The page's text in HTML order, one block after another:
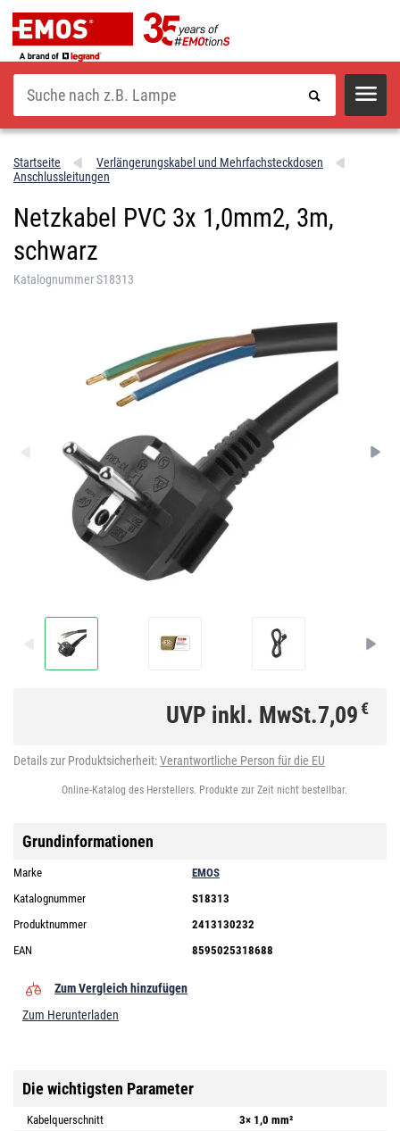
Suche
Startseite
Verlängerungskabel und Mehrfachsteckdosen
Anschlussleitungen
Netzkabel PVC 3x 1,0mm2, 3m,
schwarz
Katalognummer S18313
UVP inkl. MwSt.7,09€
Details zur Produktsicherheit:Verantwortliche Person für die EU
Online-Katalog des Herstellers. Produkte zur Zeit nicht bestellbar.
Grundinformationen
Marke
EMOS
Katalognummer
S18313
Produktnummer
2413130232
EAN
8595025318688
Zum Vergleich hinzufügen
Zum Herunterladen
Die wichtigsten Parameter
Kabelquerschnitt
3× 1,0 mm²